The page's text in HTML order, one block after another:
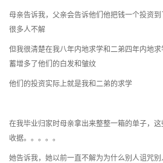
母亲告诉我，父亲会告诉他们他把钱一个投资到
很多人不解
但我很清楚在我八年内地求学和二弟四年内地
蓄增多了他们的白发和皱纹
他们的投资实际上就是我和二弟的求学
在我毕业归家时母亲拿出来整整一箱的单子，
收据。。。。。
她告诉我，她以前一直不解为为什么别人诅咒